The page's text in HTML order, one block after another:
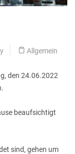
Allgemein
den 24.06.2022
beaufsichtigt
sind, gehen um